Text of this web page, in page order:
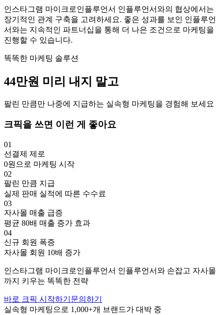
인스타그램 마이크로인플루언서 인플루언서와의 협상에서는
장기적인 관계 구축을 고려하세요. 좋은 성과를 보인 인플루언
서와는 지속적인 파트너십을 통해 더 나은 조건으로 마케팅을
진행할 수 있습니다.
똑똑한 마케팅 솔루션
44만원 미리 내지 말고
팔린 만큼만 나중에 지급하는 실속형 마케팅을 경험해 보세요
크픽을 쓰면 이런 게 좋아요
01
선결제 제로
0원으로 마케팅 시작
02
팔린 만큼 지급
실제 판매 실적에 따른 수수료
03
자사몰 매출 급증
평균 80배 매출 증가 효과
04
신규 회원 폭증
자사몰 회원 10배 증가
인스타그램 마이크로인플루언서 인플루언서와 손잡고 자사몰
까지 키우는 똑똑한 전략
바로 크픽 시작하기 문의하기
실속형 마케팅으로 1,000+개 브랜드가 대박 중